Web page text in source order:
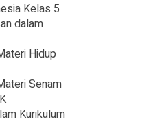
Kelas 5
dalam
Hidup
Senam
Kurikulum